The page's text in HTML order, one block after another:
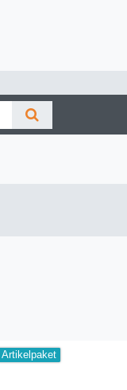
Artikelpaket